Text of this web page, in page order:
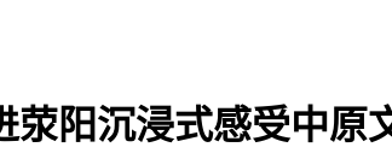
荥阳沉浸式感受中原